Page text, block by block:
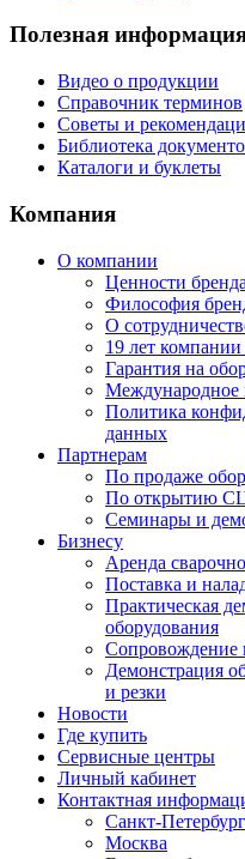
Полезная
Видео о продукции
Справочник терминов
Советы и
Библиотека
Каталоги и буклеты
Компания
О компании
Ценности бренда
Философия
О
19 лет
Гарантия на
Международное
Политика
данных
Партнерам
По продаже
По открытию
Семинары и
Бизнесу
Аренда
Поставка и
Практическая
оборудования
Сопровождение
Демонстрация
и резки
Новости
Где купить
Сервисные центры
Личный кабинет
Контактная
Санкт-Петербург
Москва